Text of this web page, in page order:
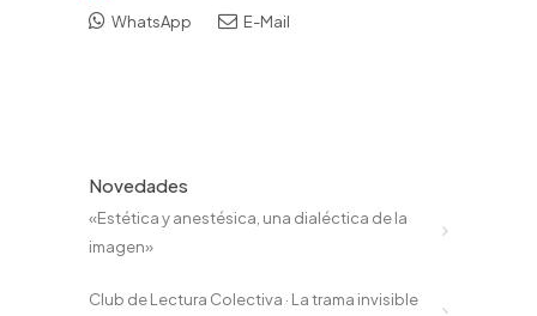
WhatsApp E-Mail
Novedades
«Estética y anestésica, una dialéctica de la
imagen»
Club de Lectura Colectiva · La trama invisible